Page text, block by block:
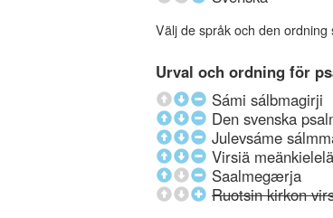
Välj de språk och den
Urval och ordning för
Sámi sálbmagirji
Den svenska
Julevsáme
Virsiä meänkielelä
Saalmegærja
Ruotsin kirkon